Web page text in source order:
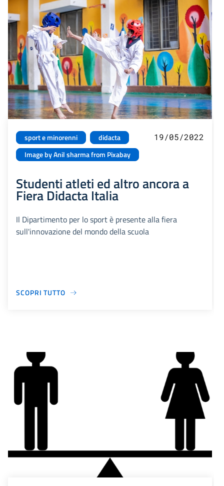
sport e minorenni
didacta
Image by Anil sharma from Pixabay
19/05/2022
Studenti atleti ed altro ancora a
Fiera Didacta Italia
Il Dipartimento per lo sport è presente alla fiera
sull'innovazione del mondo della scuola
SCOPRI TUTTO